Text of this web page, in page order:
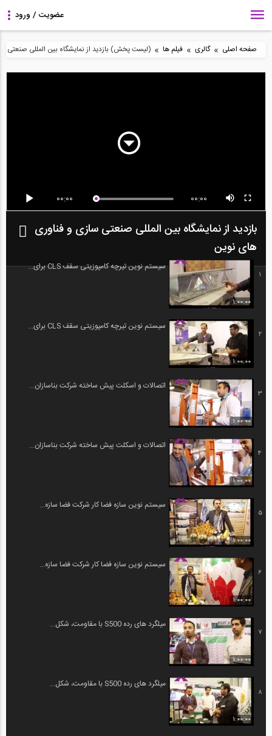
صفحه اصلی » گالری » فیلم ها » (لیست پخش) بازدید از نمایشگاه بین المللی صنعتی
00:00 00:00
بازدید از نمایشگاه بین المللی صنعتی سازی و فناوری
های نوین
1
1:00:00
سیستم نوین تیرچه کامپوزیتی سقف CLS برای...
2
1:00:00
سیستم نوین تیرچه کامپوزیتی سقف CLS برای...
3
1:00:00
اتصالات و اسکلت پیش ساخته شرکت بناسازان...
4
1:00:00
اتصالات و اسکلت پیش ساخته شرکت بناسازان...
5
1:00:00
سیستم نوین سازه فضا کار شرکت فضا سازه...
6
1:00:00
سیستم نوین سازه فضا کار شرکت فضا سازه...
7
1:00:00
میلگرد های رده S500 با مقاومت، شکل...
8
1:00:00
میلگرد های رده S500 با مقاومت، شکل...